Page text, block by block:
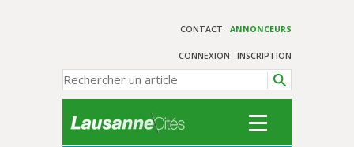
CONTACT ANNONCEURS
CONNEXION INSCRIPTION